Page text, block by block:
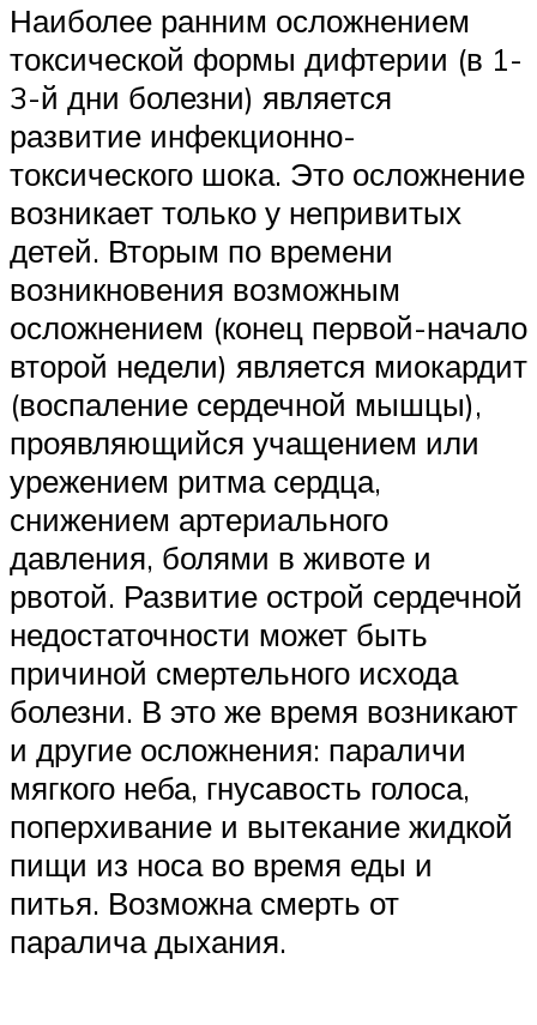
Наиболее ранним осложнением
токсической формы дифтерии (в 1-
3-й дни болезни) является
развитие инфекционно-
токсического шока. Это осложнение
возникает только у непривитых
детей. Вторым по времени
возникновения возможным
осложнением (конец первой-начало
второй недели) является миокардит
(воспаление сердечной мышцы),
проявляющийся учащением или
урежением ритма сердца,
снижением артериального
давления, болями в животе и
рвотой. Развитие острой сердечной
недостаточности может быть
причиной смертельного исхода
болезни. В это же время возникают
и другие осложнения: параличи
мягкого неба, гнусавость голоса,
поперхивание и вытекание жидкой
пищи из носа во время еды и
питья. Возможна смерть от
паралича дыхания.